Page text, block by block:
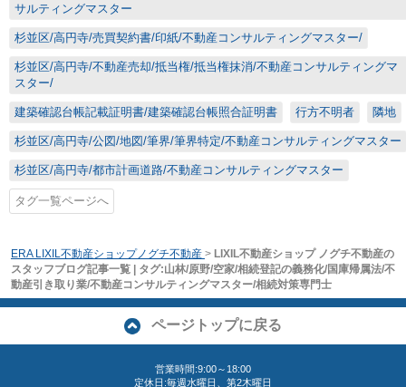
サルティングマスター
杉並区/高円寺/売買契約書/印紙/不動産コンサルティングマスター/
杉並区/高円寺/不動産売却/抵当権/抵当権抹消/不動産コンサルティングマ
スター/
建築確認台帳記載証明書/建築確認台帳照合証明書 行方不明者 隣地
杉並区/高円寺/公図/地図/筆界/筆界特定/不動産コンサルティングマスター
杉並区/高円寺/都市計画道路/不動産コンサルティングマスター
タグ一覧ページへ
ERA LIXIL不動産ショップノグチ不動産 > LIXIL不動産ショップ ノグチ不動産の
スタッフブログ記事一覧 | タグ:山林/原野/空家/相続登記の義務化/国庫帰属法/不
動産引き取り業/不動産コンサルティングマスター/相続対策専門士
ページトップに戻る
営業時間:9:00～18:00
定休日:毎週水曜日、第2木曜日